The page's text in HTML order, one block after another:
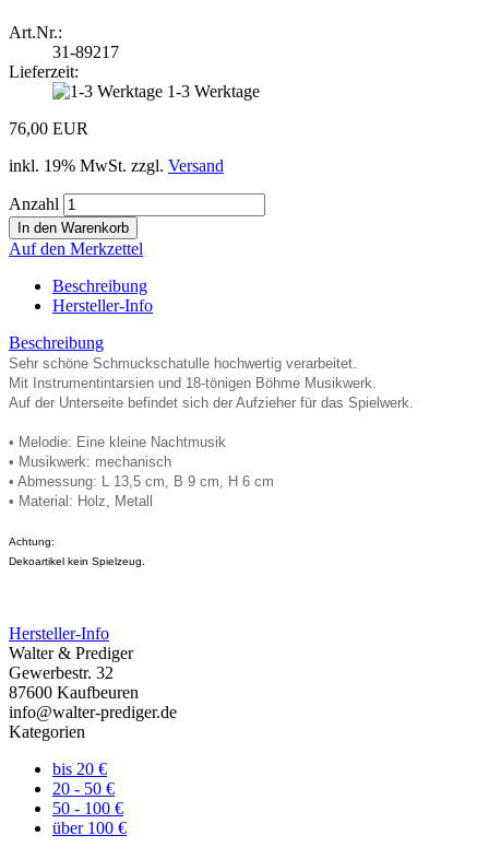
Art.Nr.:
31-89217
Lieferzeit:
1-3 Werktage
76,00 EUR
inkl. 19% MwSt. zzgl. Versand
Anzahl
Auf den Merkzettel
Beschreibung
Hersteller-Info
Beschreibung
Sehr schöne Schmuckschatulle hochwertig verarbeitet.
Mit Instrumentintarsien und 18-tönigen Böhme Musikwerk.
Auf der Unterseite befindet sich der Aufzieher für das Spielwerk.
• Melodie: Eine kleine Nachtmusik
• Musikwerk: mechanisch
• Abmessung: L 13,5 cm, B 9 cm, H 6 cm
• Material: Holz, Metall
Achtung:
Dekoartikel kein Spielzeug.
Hersteller-Info
Walter & Prediger
Gewerbestr. 32
87600 Kaufbeuren
info@walter-prediger.de
Kategorien
bis 20 €
20 - 50 €
50 - 100 €
über 100 €